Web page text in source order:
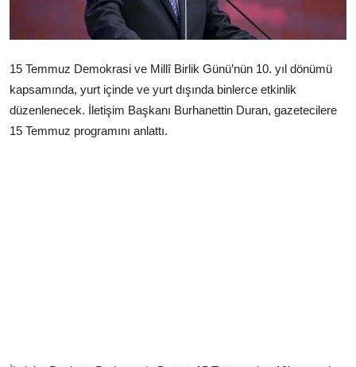
15 Temmuz Demokrasi ve Millî Birlik Günü’nün 10. yıl dönümü
kapsamında, yurt içinde ve yurt dışında binlerce etkinlik
düzenlenecek. İletişim Başkanı Burhanettin Duran, gazetecilere
15 Temmuz programını anlattı.